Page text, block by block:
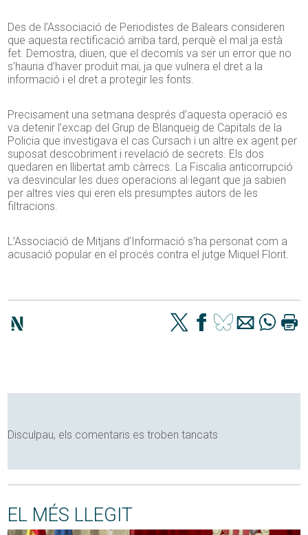
Des de l’Associació de Periodistes de Balears consideren
que aquesta rectificació arriba tard, perquè el mal ja està
fet. Demostra, diuen, que el decomís va ser un error que no
s’hauria d’haver produït mai, ja que vulnera el dret a la
informació i el dret a protegir les fonts.
Precisament una setmana després d’aquesta operació es
va detenir l’excap del Grup de Blanqueig de Capitals de la
Policia que investigava el cas Cursach i un altre ex agent per
suposat descobriment i revelació de secrets. Els dos
quedaren en llibertat amb càrrecs. La Fiscalia anticorrupció
va desvincular les dues operacions al·legant que ja sabien
per altres vies qui eren els presumptes autors de les
filtracions.
L’Associació de Mitjans d’Informació s’ha personat com a
acusació popular en el procés contra el jutge Miquel Florit.
Disculpau, els comentaris es troben tancats
EL MÉS LLEGIT